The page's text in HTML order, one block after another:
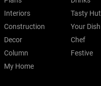
Interiors
Construction
Decor
Column
My Home
Tasty Hut
Your Dish
Chef
Festive